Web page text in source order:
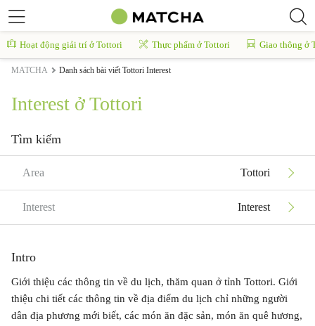
Hoạt động giải trí ở Tottori Thực phẩm ở Tottori Giao thông ở
MATCHA Danh sách bài viết Tottori Interest
Interest ở Tottori
Tìm kiếm
Area Tottori
Interest Interest
Intro
Giới thiệu các thông tin về du lịch, thăm quan ở tỉnh Tottori. Giới
thiệu chi tiết các thông tin về địa điểm du lịch chỉ những người
dân địa phương mới biết, các món ăn đặc sản, món ăn quê hương,